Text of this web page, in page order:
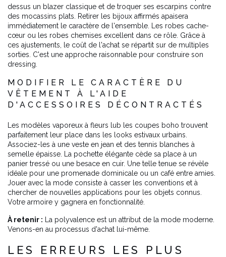
dessus un blazer classique et de troquer ses escarpins contre
des mocassins plats. Retirer les bijoux affirmés apaisera
immédiatement le caractère de l'ensemble. Les robes cache-
cœur ou les robes chemises excellent dans ce rôle. Grâce à
ces ajustements, le coût de l'achat se répartit sur de multiples
sorties. C'est une approche raisonnable pour construire son
dressing.
MODIFIER LE CARACTÈRE DU
VÊTEMENT À L'AIDE
D'ACCESSOIRES DÉCONTRACTÉS
Les modèles vaporeux à fleurs lub les coupes boho trouvent
parfaitement leur place dans les looks estivaux urbains.
Associez-les à une veste en jean et des tennis blanches à
semelle épaisse. La pochette élégante cède sa place à un
panier tressé ou une besace en cuir. Une telle tenue se révèle
idéale pour une promenade dominicale ou un café entre amies.
Jouer avec la mode consiste à casser les conventions et à
chercher de nouvelles applications pour les objets connus.
Votre armoire y gagnera en fonctionnalité.
À retenir : La polyvalence est un attribut de la mode moderne.
Venons-en au processus d'achat lui-même.
LES ERREURS LES PLUS